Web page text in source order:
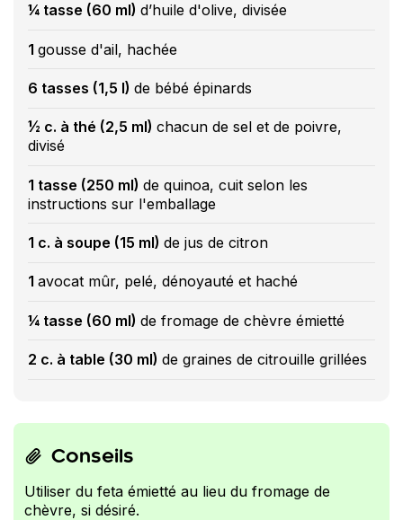
¼ tasse (60 ml) d’huile d'olive, divisée
1 gousse d'ail, hachée
6 tasses (1,5 l) de bébé épinards
½ c. à thé (2,5 ml) chacun de sel et de poivre,
divisé
1 tasse (250 ml) de quinoa, cuit selon les
instructions sur l'emballage
1 c. à soupe (15 ml) de jus de citron
1 avocat mûr, pelé, dénoyauté et haché
¼ tasse (60 ml) de fromage de chèvre émietté
2 c. à table (30 ml) de graines de citrouille grillées
Conseils
Utiliser du feta émietté au lieu du fromage de
chèvre, si désiré.